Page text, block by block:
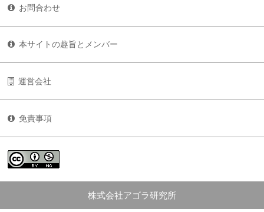
お問合わせ
本サイトの趣旨とメンバー
運営会社
免責事項
株式会社アゴラ研究所